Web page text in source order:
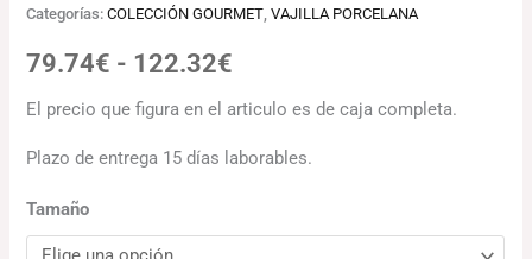
Categorías:COLECCIÓN GOURMET ,VAJILLA PORCELANA
79.74€ - 122.32€
El precio que figura en el articulo es de caja completa.
Plazo de entrega 15 días laborables.
Tamaño